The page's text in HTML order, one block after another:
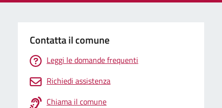
Contatta il comune
Leggi le domande frequenti
Richiedi assistenza
Chiama il comune